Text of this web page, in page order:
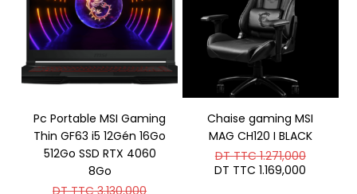
Pc Portable MSI Gaming
Thin GF63 i5 12Gén 16Go
512Go SSD RTX 4060
8Go
DT TTC3.130,000Le
Chaise gaming MSI
MAG CH120 I BLACK
DT TTC1.271,000Le
prix
DT TTC 1.169,000